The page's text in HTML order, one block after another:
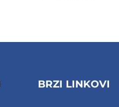
BRZI LINKOVI